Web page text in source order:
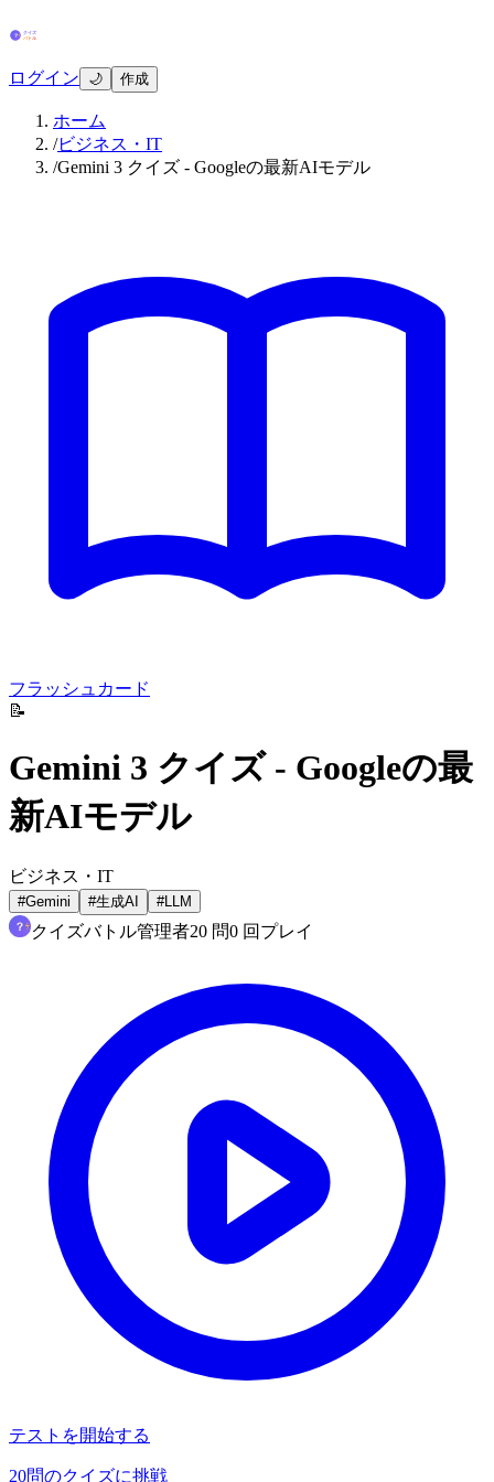
ログイン 🌙 作成
ホーム
/ビジネス・IT
/Gemini 3 クイズ - Googleの最新AIモデル
フラッシュカード
📝
Gemini 3 クイズ - Googleの最
新AIモデル
ビジネス・IT
#Gemini #生成AI #LLM
クイズバトル管理者20 問0 回プレイ
テストを開始する
20問のクイズに挑戦